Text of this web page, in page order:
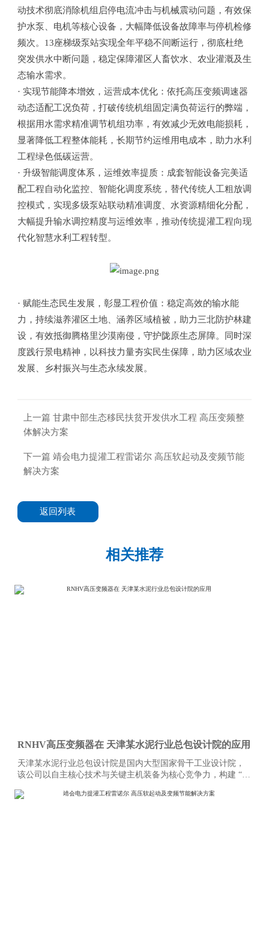
动技术彻底消除机组启停电流冲击与机械震动问题，有效保
护水泵、电机等核心设备，大幅降低设备故障率与停机检修
频次。13座梯级泵站实现全年平稳不间断运行，彻底杜绝
突发供水中断问题，稳定保障灌区人畜饮水、农业灌溉及生
态输水需求。
· 实现节能降本增效，运营成本优化：依托高压变频调速器
动态适配工况负荷，打破传统机组固定满负荷运行的弊端，
根据用水需求精准调节机组功率，有效减少无效电能损耗，
显著降低工程整体能耗，长期节约运维用电成本，助力水利
工程绿色低碳运营。
· 升级智能调度体系，运维效率提质：成套智能设备完美适
配工程自动化监控、智能化调度系统，替代传统人工粗放调
控模式，实现多级泵站联动精准调度、水资源精细化分配，
大幅提升输水调控精度与运维效率，推动传统提灌工程向现
代化智慧水利工程转型。
· 赋能生态民生发展，彰显工程价值：稳定高效的输水能
力，持续滋养灌区土地、涵养区域植被，助力三北防护林建
设，有效抵御腾格里沙漠南侵，守护陇原生态屏障。同时深
度践行景电精神，以科技力量夯实民生保障，助力区域农业
发展、乡村振兴与生态永续发展。
上一篇 甘肃中部生态移民扶贫开发供水工程 高压变频整
体解决方案
下一篇 靖会电力提灌工程雷诺尔 高压软起动及变频节能
解决方案
返回列表
相关推荐
RNHV高压变频器在 天津某水泥行业总包设计院的应用
天津某水泥行业总包设计院是国内大型国家骨干工业设计院，
该公司以自主核心技术与关键主机装备为核心竞争力，构建 “技
计咨询、设备成套供货、工程建设、监理、生产运营及备品备